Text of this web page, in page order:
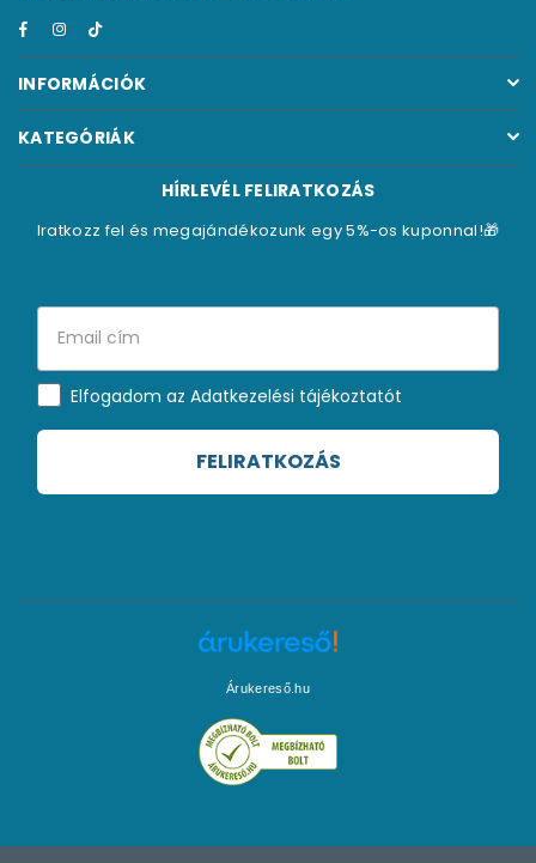
FacebookInstagram
INFORMÁCIÓK
KATEGÓRIÁK
HÍRLEVÉL FELIRATKOZÁS
Iratkozz fel és megajándékozunk egy 5%-os kuponnal!🎁
Elfogadom az Adatkezelési tájékoztatót
FELIRATKOZÁS
Árukereső.hu